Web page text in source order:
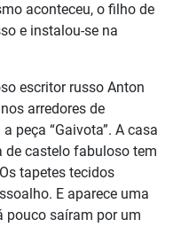
aconteceu, o filho de
e instalou-se na
escritor russo Anton
arredores de
peça “Gaivota”. A casa
castelo fabuloso tem
tapetes tecidos
E aparece uma
pouco saíram por um